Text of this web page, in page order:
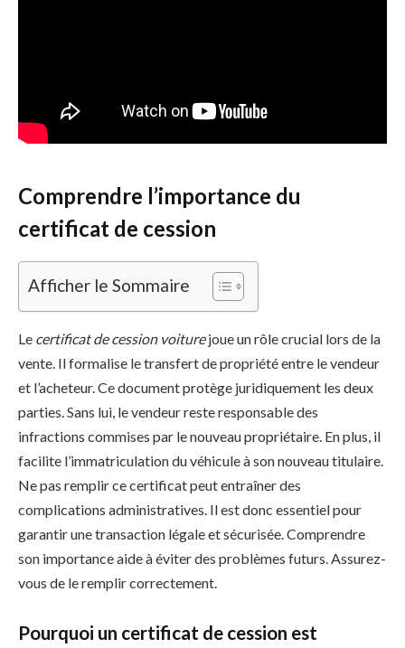
Comprendre l’importance du
certificat de cession
Afficher le Sommaire
Le certificat de cession voiturejoue un rôle crucial lors de la
vente. Il formalise le transfert de propriété entre le vendeur
et l’acheteur. Ce document protège juridiquement les deux
parties. Sans lui, le vendeur reste responsable des
infractions commises par le nouveau propriétaire. En plus, il
facilite l’immatriculation du véhicule à son nouveau titulaire.
Ne pas remplir ce certificat peut entraîner des
complications administratives. Il est donc essentiel pour
garantir une transaction légale et sécurisée. Comprendre
son importance aide à éviter des problèmes futurs. Assurez-
vous de le remplir correctement.
Pourquoi un certificat de cession est